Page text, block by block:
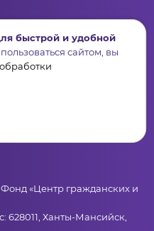
автономный округ – Югра,
«Центр гражданских и
628011, Ханты-Мансийск,
быстрой и удобной
сайтом, вы